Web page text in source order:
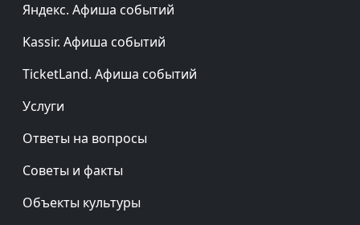
Яндекс. Афиша событий
Kassir. Афиша событий
TicketLand. Афиша событий
Услуги
Ответы на вопросы
Советы и факты
Объекты культуры